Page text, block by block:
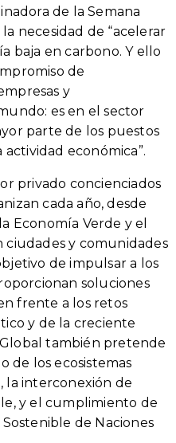
de la Semana
necesidad de “acelerar
baja en carbono. Y ello
de
y
es en el sector
parte de los puestos
económica”.
privado concienciados
cada año, desde
Economía Verde y el
ciudades y comunidades
de impulsar a los
soluciones
frente a los retos
y de la creciente
también pretende
de los ecosistemas
la interconexión de
y el cumplimiento de
de Naciones